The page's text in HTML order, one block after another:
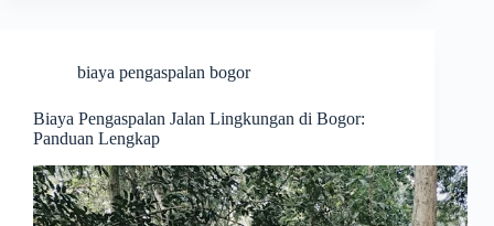
biaya pengaspalan bogor
Biaya Pengaspalan Jalan Lingkungan di Bogor:
Panduan Lengkap